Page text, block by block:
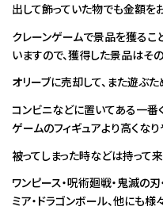
出して飾っていた物でも金額を
クレーンゲームで景品を獲るこ
いますので、獲得した景品はそ
オリーブに売却して、また遊ぶ
コンビニなどに置いてある一番
ゲームのフィギュアより高くな
被ってしまった時などは持って
ワンピース・呪術廻戦・鬼滅の
ミア・ドラゴンボール、他にも